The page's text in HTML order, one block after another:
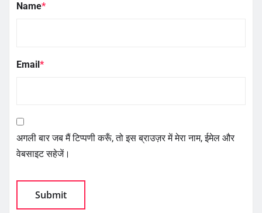
Name*
Email*
अगली बार जब मैं टिप्पणी करूँ, तो इस ब्राउज़र में मेरा नाम, ईमेल और
वेबसाइट सहेजें।